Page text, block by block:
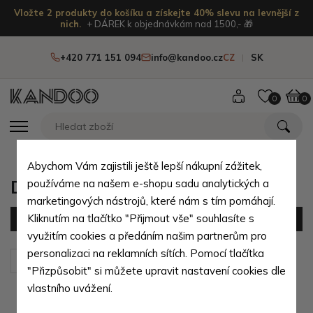
Vložte 2 produkty do košíku a získejte 40% slevu na levnější z
nich.
+ DÁREK k objednávkám nad 1500,- 🎁
+420 771 151 094 info@kandoo.czCZ SK
0 0
Dokladovky
Filtr (20 produktů)
Seřadit podle: Výchozí
Abychom Vám zajistili ještě lepší nákupní zážitek,
používáme na našem e-shopu sadu analytických a
marketingových nástrojů, které nám s tím pomáhají.
Kliknutím na tlačítko "Přijmout vše" souhlasíte s
využitím cookies a předáním našim partnerům pro
personalizaci na reklamních sítích. Pomocí tlačítka
"Přizpůsobit" si můžete upravit nastavení cookies dle
vlastního uvážení.